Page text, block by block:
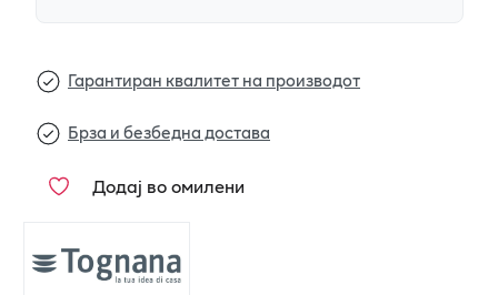
Гарантиран квалитет на производот
Брза и безбедна достава
Додај во омилени